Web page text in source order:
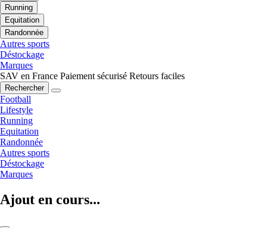
Running
Equitation
Randonnée
Autres sports
Déstockage
Marques
SAV en France Paiement sécurisé Retours faciles
Rechercher
Football
Lifestyle
Running
Equitation
Randonnée
Autres sports
Déstockage
Marques
Ajout en cours...